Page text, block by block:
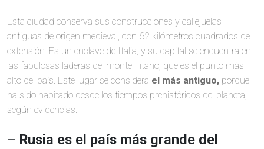
Esta ciudad conserva sus construcciones y callejuelas
antiguas de origen medieval, con 62 kilómetros cuadrados de
extensión. Es un enclave de Italia, y su capital se encuentra en
las fabulosas laderas del monte Titano, que es el punto más
alto del país. Este lugar se considera el más antiguo, porque
ha sido habitado desde los tiempos prehistóricos del planeta,
según evidencias.
– Rusia es el país más grande del